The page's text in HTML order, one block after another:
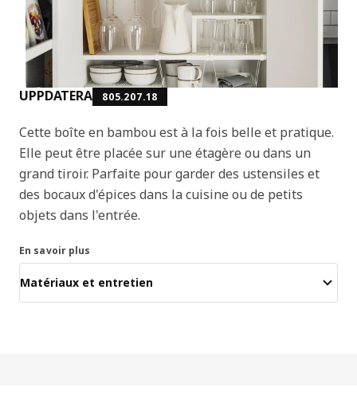
UPPDATERA 805.207.18
Cette boîte en bambou est à la fois belle et pratique.
Elle peut être placée sur une étagère ou dans un
grand tiroir. Parfaite pour garder des ustensiles et
des bocaux d'épices dans la cuisine ou de petits
objets dans l'entrée.
En savoir plus
Matériaux et entretien